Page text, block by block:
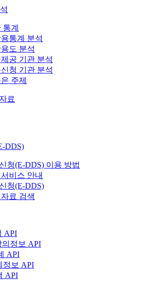
계
통계 분석
도 분석
공 기관 분석
청 기관 분석
주제
료
DDS)
청(E-DDS) 이용 방법
비스 안내
청(E-DDS)
료 검색
API
정보 API
API
정보 API
API